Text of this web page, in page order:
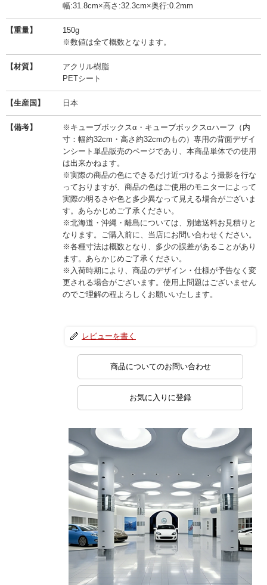
幅:31.8cm×高さ:32.3cm×奥行:0.2mm
【重量】
150g
※数値は全て概数となります。
【材質】
アクリル樹脂
PETシート
【生産国】 日本
【備考】
※キューブボックスα・キューブボックスαハーフ（内
寸：幅約32cm・高さ約32cmのもの）専用の背面デザイ
ンシート単品販売のページであり、本商品単体での使用
は出来かねます。
※実際の商品の色にできるだけ近づけるよう撮影を行な
っておりますが、商品の色はご使用のモニターによって
実際の明るさや色と多少異なって見える場合がございま
す。あらかじめご了承ください。
※北海道・沖縄・離島については、別途送料お見積りと
なります。ご購入前に、当店にお問い合わせください。
※各種寸法は概数となり、多少の誤差があることがあり
ます。あらかじめご了承ください。
※入荷時期により、商品のデザイン・仕様が予告なく変
更される場合がございます。使用上問題はございません
のでご理解の程よろしくお願いいたします。
レビューを書く
商品についてのお問い合わせ
お気に入りに登録